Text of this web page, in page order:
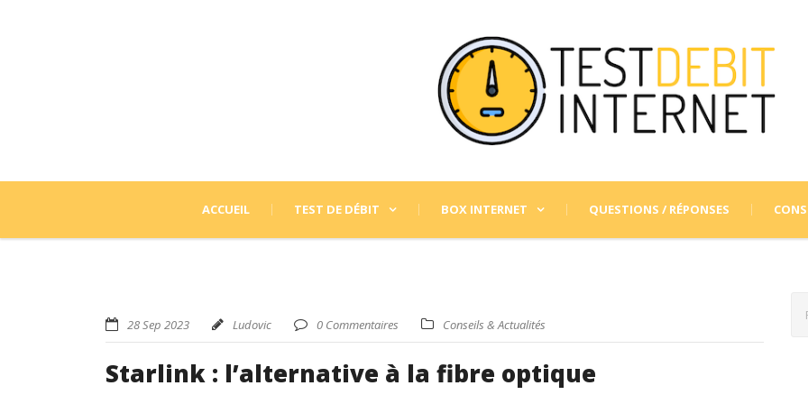
ACCUEIL TEST DE DÉBIT BOX INTERNET QUESTIONS / RÉPONSES
28 Sep 2023 Ludovic 0 Commentaires Conseils & Actualités
Starlink : l’alternative à la fibre optique